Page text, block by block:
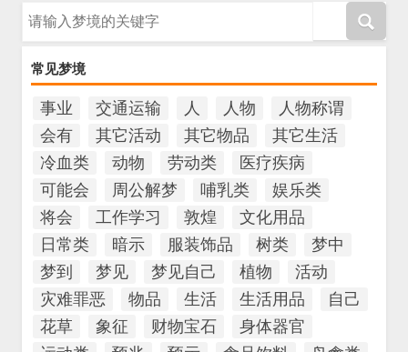
常见梦境
事业 交通运输 人 人物
人物称谓
会有
其它活动 其它物品
其它生活
冷血类
动物 劳动类
医疗疾病
可能会
周公解梦 哺乳类
娱乐类
将会
工作学习 敦煌
文化用品
日常类
暗示 服装饰品 树类
梦中
梦到
梦见 梦见自己 植物
活动
灾难罪恶
物品 生活 生活用品
自己
花草
象征 财物宝石
身体器官